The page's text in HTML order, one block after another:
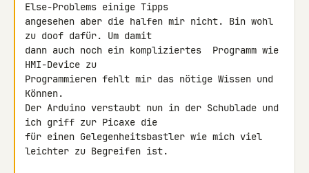
Else-Problems einige Tipps
angesehen aber die halfen mir nicht. Bin wohl
zu doof dafür. Um damit
dann auch noch ein kompliziertes  Programm wie
HMI-Device zu
Programmieren fehlt mir das nötige Wissen und
Können.
Der Arduino verstaubt nun in der Schublade und
ich griff zur Picaxe die
für einen Gelegenheitsbastler wie mich viel
leichter zu Begreifen ist.